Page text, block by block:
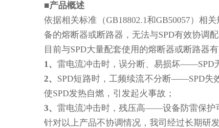
■产品概述
依据相关标准（GB18802.1和GB50057）相
备的熔断器或断路器，无法与SPD有效协调
目前与SPD大量配套使用的熔断器或断路器
1、 雷电流冲击时，误分断、易损坏——SPD
2、 SPD短路时，工频续流不分断——SPD失
使SPD发热自燃，引发起火事故；
3、 雷电流冲击时，残压高——设备防雷保护
针对以上产品不协调情况，我司经过长期研